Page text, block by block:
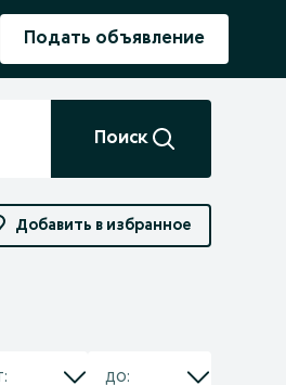
Подать объявление
Поиск
Добавить в избранное